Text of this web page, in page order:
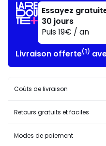
profite
! Essayez
30 jours
Puis 19€ / an
Livraison offerte(1)
Coûts de livraison
Retours gratuits et faciles
Modes de paiement